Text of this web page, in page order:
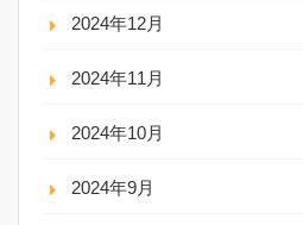
2024年12月
2024年11月
2024年10月
2024年9月